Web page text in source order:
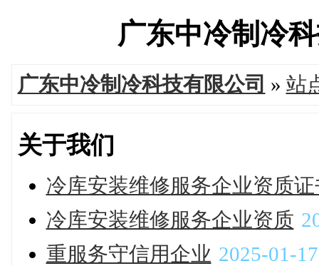
广东中冷制冷
广东中冷制冷科技有限公司 » 站
关于我们
冷库安装维修服务企业资质证
冷库安装维修服务企业资质
重服务守信用企业 2025-01-